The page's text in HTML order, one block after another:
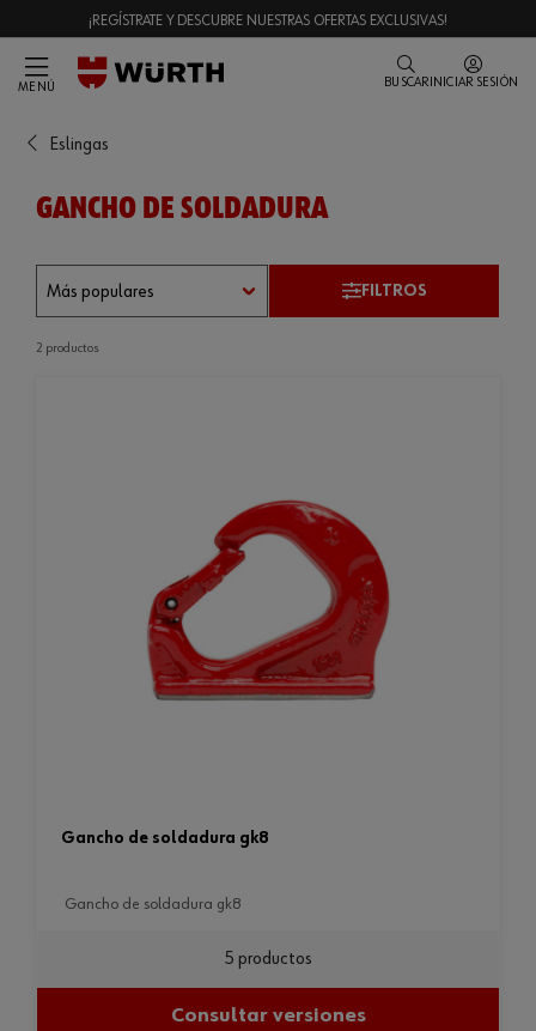
¡REGÍSTRATE Y DESCUBRE NUESTRAS OFERTAS EXCLUSIVAS!
MENÚ BUSCAR INICIAR SESIÓN
Eslingas
GANCHO DE SOLDADURA
FILTROS
2 productos
gancho de soldadura gk8
gancho de soldadura gk8
5 productos
Consultar versiones